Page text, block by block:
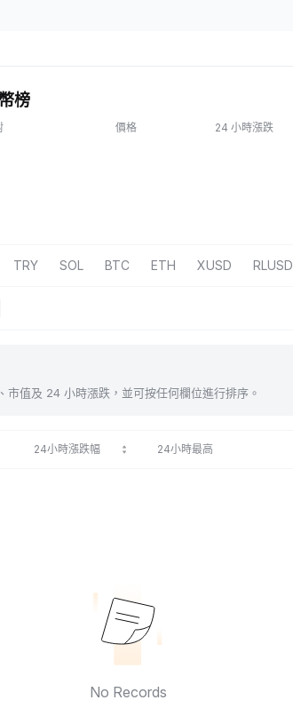
榜
價格 24 小時漲跌
TRY SOL BTC ETH XUSD RLUSD
值及 24 小時漲跌，並可按任何欄位進行排序。
24小時漲跌幅 24小時最高
No Records